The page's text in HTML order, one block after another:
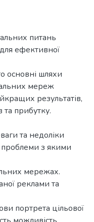
питань
ефективної
основні шляхи
мереж
результатів,
та прибутку.
та недоліки
проблеми з якими
мережах.
реклами та
портрета цільової